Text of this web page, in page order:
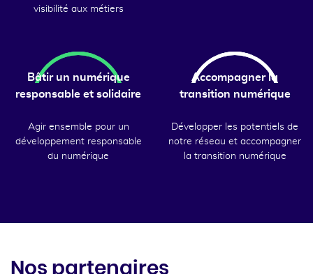
visibilité aux métiers
Bâtir un numérique
responsable et solidaire
Agir ensemble pour un
développement responsable
du numérique
Accompagner la
transition numérique
Développer les potentiels de
notre réseau et accompagner
la transition numérique
Nos partenaires